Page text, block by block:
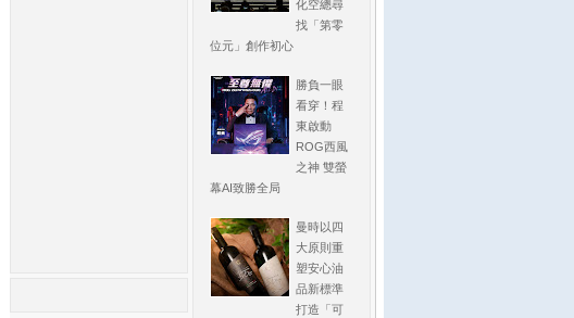
化空總尋
找「第零
位元」創作初心
勝負一眼
看穿！程
東啟動
ROG西風
之神 雙螢
幕AI致勝全局
曼時以四
大原則重
塑安心油
品新標準
打造「可